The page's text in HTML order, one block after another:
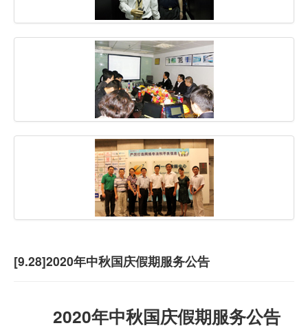
[9.28]2020年中秋国庆假期服务公告
2020年中秋国庆假期服务公告